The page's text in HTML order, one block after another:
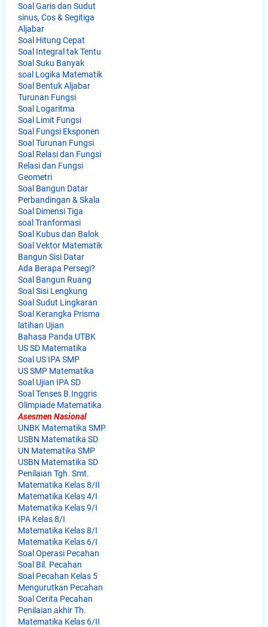
Soal Garis dan Sudut
sinus, Cos & Segitiga
Aljabar
Soal Hitung Cepat
Soal Integral tak Tentu
Soal Suku Banyak
soal Logika Matematik
Soal Bentuk Aljabar
Turunan Fungsi
Soal Logaritma
Soal Limit Fungsi
Soal Fungsi Eksponen
Soal Turunan Fungsi
Soal Relasi dan Fungsi
Relasi dan Fungsi
Geometri
Soal Bangun Datar
Perbandingan & Skala
Soal Dimensi Tiga
soal Tranformasi
Soal Kubus dan Balok
Soal Vektor Matematik
Bangun Sisi Datar
Ada Berapa Persegi?
Soal Bangun Ruang
Soal Sisi Lengkung
Soal Sudut Lingkaran
Soal Kerangka Prisma
latihan Ujian
Bahasa Panda UTBK
US SD Matematika
Soal US IPA SMP
US SMP Matematika
Soal Ujian IPA SD
Soal Tenses B.Inggris
Olimpiade Matematika
Asesmen Nasional
UNBK Matematika SMP
USBN Matematika SD
UN Matematika SMP
USBN Matematika SD
Penilaian Tgh. Smt.
Matematika Kelas 8/II
Matematika Kelas 4/I
Matematika Kelas 9/I
IPA Kelas 8/I
Matematika Kelas 8/I
Matematika Kelas 6/I
Soal Operasi Pecahan
Soal Bil. Pecahan
Soal Pecahan Kelas 5
Mengurutkan Pecahan
Soal Cerita Pecahan
Penilaian akhir Th.
Matematika Kelas 6/II